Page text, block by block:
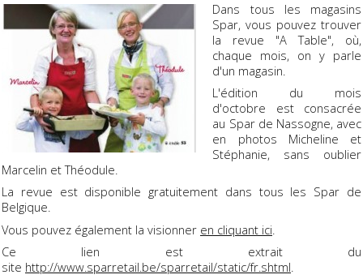
Dans tous les magasins
Spar, vous pouvez trouver
la revue "A Table", où,
chaque mois, on y parle
d'un magasin.
L'édition du mois
d'octobre est consacrée
au Spar de Nassogne, avec
en photos Micheline et
Stéphanie, sans oublier
Marcelin et Théodule.
La revue est disponible gratuitement dans tous les Spar de
Belgique.
Vous pouvez également la visionner en cliquant ici
Ce lien est extrait du
site http://www.sparretail.be/sparretail/static/fr.shtml